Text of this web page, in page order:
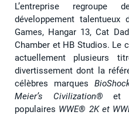
L’entreprise
développement talentueux
Games, Hangar 13, Cat
Chamber et HB Studios. Le
actuellement plusieurs
divertissement dont la
célèbres marques ​
Meier’s Civilization®️ ​ et ​
populaires WWE® 2K et